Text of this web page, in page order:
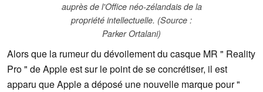
auprès de l'Office néo-zélandais de la
propriété intellectuelle. (Source :
Parker Ortalani)
Alors que la rumeur du dévoilement du casque MR " Reality
Pro " de Apple est sur le point de se concrétiser, il est
apparu que Apple a déposé une nouvelle marque pour "